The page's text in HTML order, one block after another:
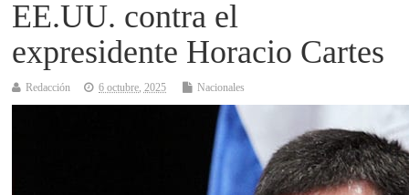
EE.UU. contra el
expresidente Horacio Cartes
Redacción 6 octubre, 2025 Nacionales